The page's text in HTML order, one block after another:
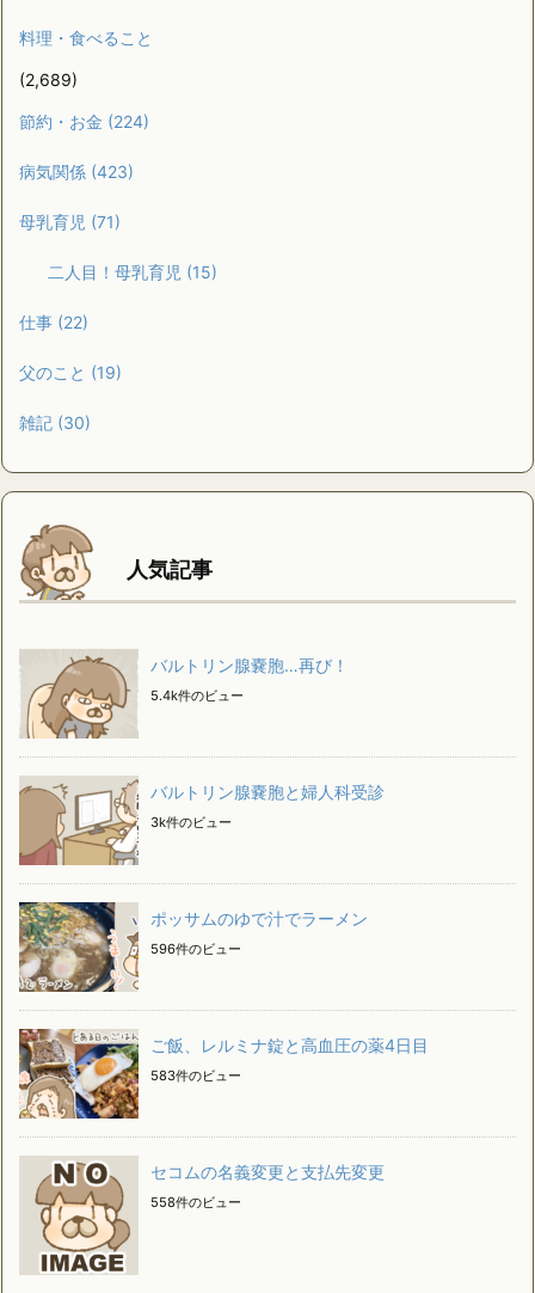
料理・食べること
(2,689)
節約・お金 (224)
病気関係 (423)
母乳育児 (71)
二人目！母乳育児 (15)
仕事 (22)
父のこと (19)
雑記 (30)
人気記事
バルトリン腺嚢胞…再び！
5.4k件のビュー
バルトリン腺嚢胞と婦人科受診
3k件のビュー
ポッサムのゆで汁でラーメン
596件のビュー
ご飯、レルミナ錠と高血圧の薬4日目
583件のビュー
セコムの名義変更と支払先変更
558件のビュー